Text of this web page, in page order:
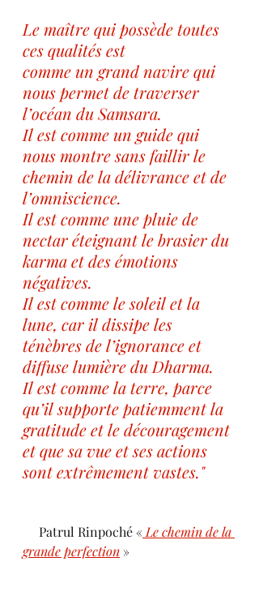
Le maître qui possède toutes
ces qualités est
comme un grand navire qui
nous permet de traverser
l’océan du Samsara.
Il est comme un guide qui
nous montre sans faillir le
chemin de la délivrance et de
l’omniscience.
Il est comme une pluie de
nectar éteignant le brasier du
karma et des émotions
négatives.
Il est comme le soleil et la
lune, car il dissipe les
ténèbres de l’ignorance et
diffuse lumière du Dharma.
Il est comme la terre, parce
qu’il supporte patiemment la
gratitude et le découragement
et que sa vue et ses actions
sont extrêmement vastes."
     Patrul Rinpoché «
Le chemin de la
grande perfection »